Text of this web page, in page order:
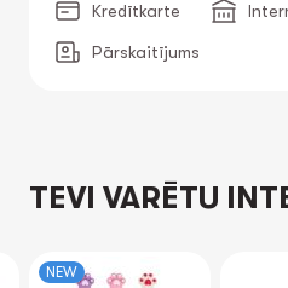
Kredītkarte
Pārskaitījums
TEVI VARĒTU
NEW